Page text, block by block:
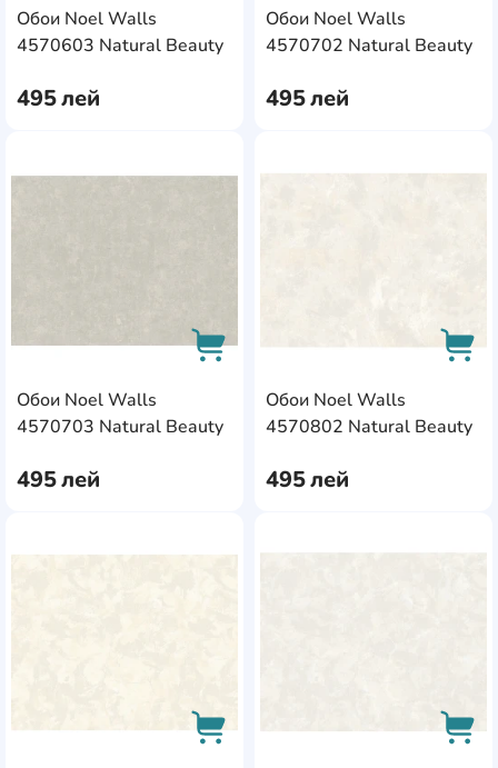
Обои Noel Walls
4570603 Natural Beauty
495лей
AddCardToCart
Обои Noel Walls
4570702 Natural Beauty
495лей
Обои Noel Walls
4570703 Natural Beauty
495лей
AddCardToFavourite
AddCardToCart
Обои Noel Walls
4570802 Natural Beauty
495лей
AddCardToFavourite